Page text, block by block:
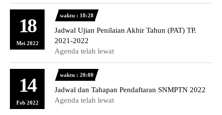
18
Mei 2022
waktu : 18:28
Jadwal Ujian Penilaian Akhir Tahun (PAT) TP.
2021-2022
Agenda telah lewat
14
Feb 2022
waktu : 20:00
Jadwal dan Tahapan Pendaftaran SNMPTN 2022
Agenda telah lewat